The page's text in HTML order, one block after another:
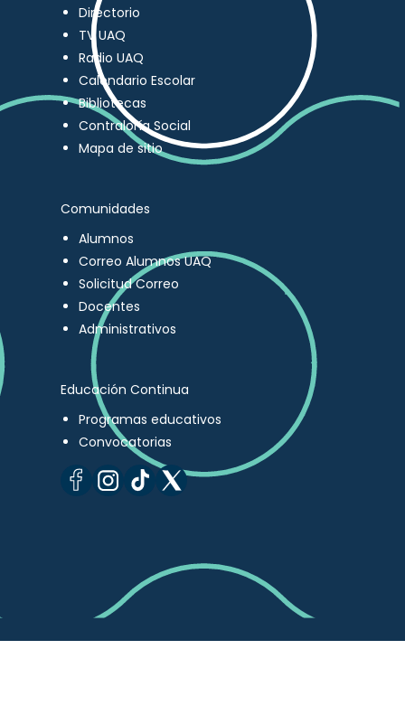
Directorio
TV UAQ
Radio UAQ
Calendario Escolar
Bibliotecas
Contraloría Social
Mapa de sitio
Comunidades
Alumnos
Correo Alumnos UAQ
Solicitud Correo
Docentes
Administrativos
Educación Continua
Programas educativos
Convocatorias